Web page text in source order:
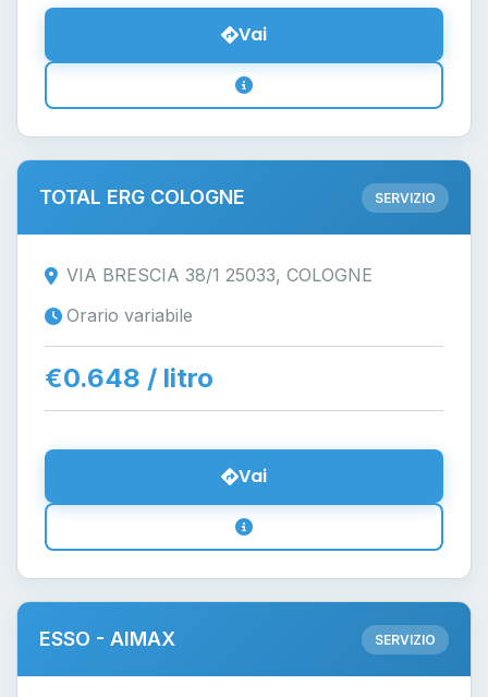
Vai
TOTAL ERG COLOGNE SERVIZIO
VIA BRESCIA 38/1 25033, COLOGNE
Orario variabile
€0.648 / litro
Vai
ESSO - AIMAX SERVIZIO